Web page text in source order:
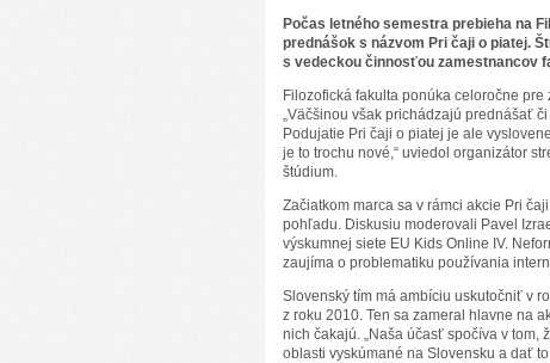
Počas letného semestra prebieha na
prednášok s názvom Pri čaji o piatej.
s vedeckou činnosťou zamestnancov
Filozofická fakulta ponúka celoročne
„Väčšinou však prichádzajú prednášať
Podujatie Pri čaji o piatej je ale
je to trochu nové,“ uviedol organizátor
štúdium.
Začiatkom marca sa v rámci akcie Pri
pohľadu. Diskusiu moderovali Pavel
výskumnej siete EU Kids Online IV.
zaujíma o problematiku používania
Slovenský tím má ambíciu uskutočniť v
z roku 2010. Ten sa zameral hlavne na
nich čakajú. „Naša účasť spočíva v
oblasti vyskúmané na Slovensku a dať